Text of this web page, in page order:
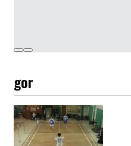
gor